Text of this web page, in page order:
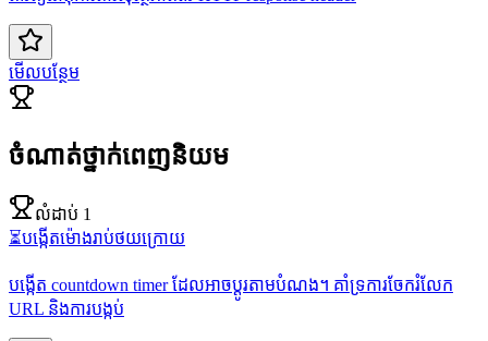
មើលបន្ថែម
ចំណាត់ថ្នាក់ពេញនិយម
លំដាប់ 1
⏳បង្កើតម៉ោងរាប់ថយក្រោយ
បង្កើត countdown timer ដែលអាចប្តូរតាមបំណង។ គាំទ្រការចែករំលែក
URL និងការបង្កប់